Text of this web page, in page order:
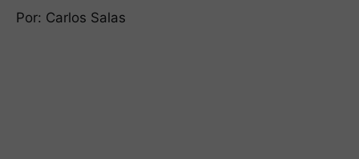
Por: Carlos Salas